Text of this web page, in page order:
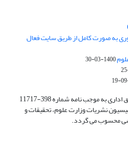
به صورت کامل از طریق سایت فعال
1400-03-30
فصلنامه پژوهش های نوین حقوق اداری به موجب نامه شماره 398-11717
موافقت کمیسیون نشریات وزارت علوم، تحقیقات و
محسوب می گردد.